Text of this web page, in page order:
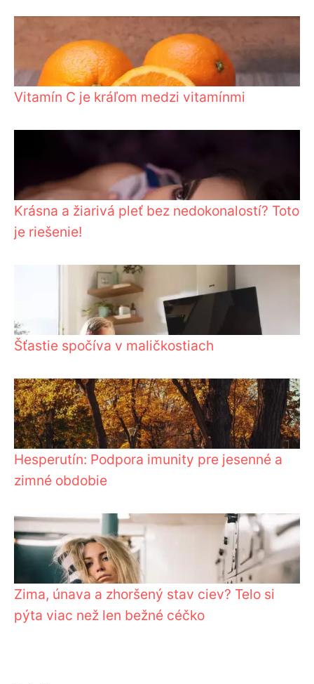
Vitamín C je kráľom medzi vitamínmi
Krásna a žiarivá pleť bez nedokonalostí? Toto
je riešenie!
Šťastie spočíva v maličkostiach
Hesperutín: Podpora imunity pre jesenné a
zimné obdobie
Zima, únava a zhoršený stav ciev? Telo si
pýta viac než len bežné céčko